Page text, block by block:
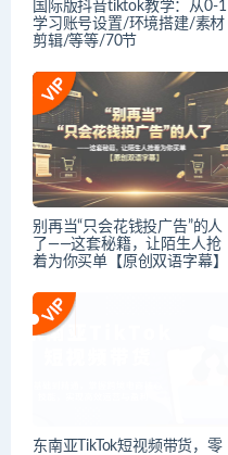
国际版抖音tiktok教学：从0-1
学习账号设置/环境搭建/素材
剪辑/等等/70节
别再当“只会花钱投广告”的人
了——这套秘籍，让陌生人抢
着为你买单【原创双语字幕】
东南亚TikTok短视频带货，零